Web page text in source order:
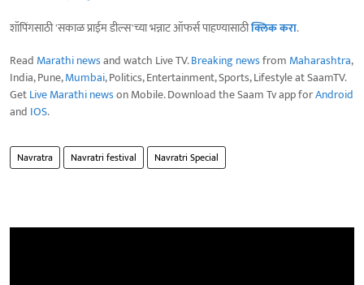
शॉपिंगसाठी 'सकाळ प्राईम डील्स'च्या भन्नाट ऑफर्स पाहण्यासाठीक्लिक करा.
Read Marathi newsand watch Live TV.Breaking newsfrom Maharashtra,
India, Pune,Mumbai, Politics, Entertainment, Sports, Lifestyle at SaamTV.
GetLive Marathi newson Mobile. Download the Saam Tv app forAndroid
and IOS.
Navratra Navratri festival Navratri Special